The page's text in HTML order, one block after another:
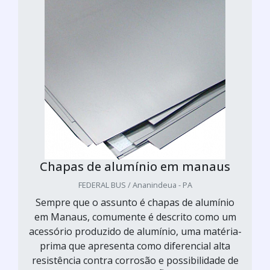
Chapas de alumínio em manaus
FEDERAL BUS / Ananindeua - PA
Sempre que o assunto é chapas de alumínio
em Manaus, comumente é descrito como um
acessório produzido de alumínio, uma matéria-
prima que apresenta como diferencial alta
resistência contra corrosão e possibilidade de